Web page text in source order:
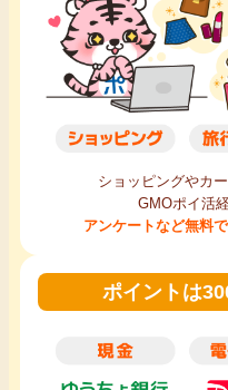
ショッピングやカ
GMOポイ活
アンケートなど無料
ポイントは